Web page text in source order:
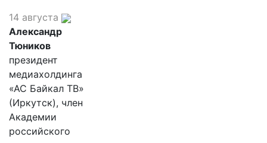
14 августа
Александр
Тюников
президент
медиахолдинга
«АС Байкал ТВ»
(Иркутск), член
Академии
российского